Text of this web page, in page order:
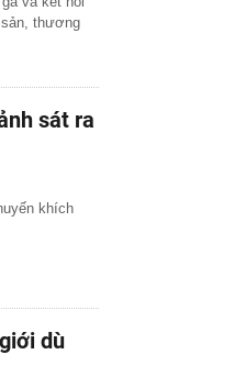
thương
sát ra
khích
dù